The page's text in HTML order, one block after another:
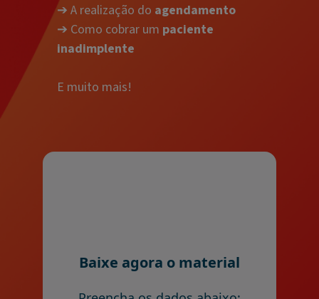
➔ A realização do agendamento
➔ Como cobrar um paciente
inadimplente
E muito mais!